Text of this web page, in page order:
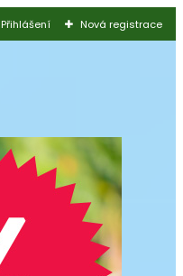
Přihlášení Nová registrace